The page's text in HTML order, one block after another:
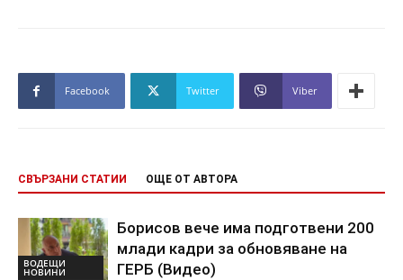
Facebook Twitter Viber
СВЪРЗАНИ СТАТИИ ОЩЕ ОТ АВТОРА
ВОДЕЩИ
НОВИНИ
Борисов вече има подготвени 200
млади кадри за обновяване на
ГЕРБ (Видео)